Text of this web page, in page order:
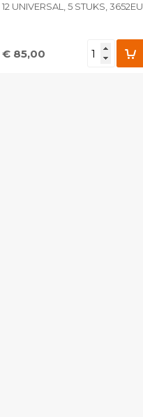
12 UNIVERSAL, 5 STUKS, 3652EU
€ 85,00